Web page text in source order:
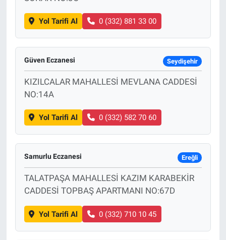
Yol Tarifi Al 0 (332) 881 33 00
Güven Eczanesi Seydişehir
KIZILCALAR MAHALLESİ MEVLANA CADDESİ
NO:14A
Yol Tarifi Al 0 (332) 582 70 60
Samurlu Eczanesi Ereğli
TALATPAŞA MAHALLESİ KAZIM KARABEKİR
CADDESİ TOPBAŞ APARTMANI NO:67D
Yol Tarifi Al 0 (332) 710 10 45